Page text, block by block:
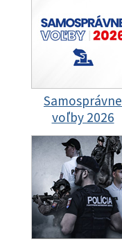
Samosprávne
voľby 2026